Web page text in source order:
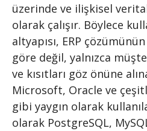
üzerinde ve ilişkisel
olarak çalışır. Böylece
altyapısı, ERP
göre değil, yalnızca
ve kısıtları göz önüne
Microsoft, Oracle ve
gibi yaygın olarak
olarak PostgreSQL,